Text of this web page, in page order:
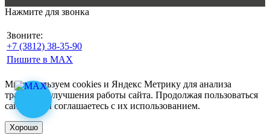
Нажмите для звонка
Звоните:
+7 (3812) 38-35-90
Пишите в MAX
Мы используем cookies и Яндекс Метрику для анализа
трафика и улучшения работы сайта. Продолжая пользоваться
сайтом, Вы соглашаетесь с их использованием.
Хорошо